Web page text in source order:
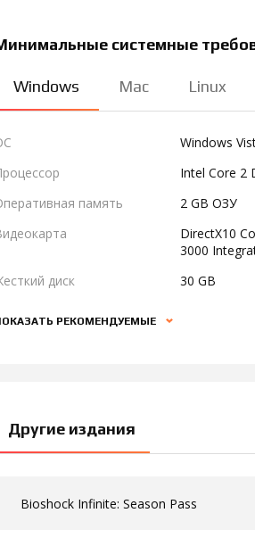
системные
Windows Mac Linux
Windows
Intel Core 2
память
2 GB ОЗУ
DirectX10
3000
диск
30 GB
РЕКОМЕНДУЕМЫЕ
Другие издания
Bioshock Infinite: Season Pass